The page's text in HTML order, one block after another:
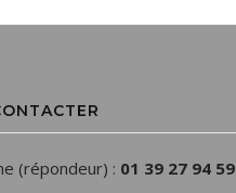
(répondeur) : 01 39 27 94 59